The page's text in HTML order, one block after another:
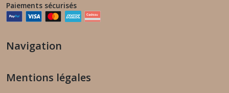
Paiements sécurisés
Navigation
Mentions légales